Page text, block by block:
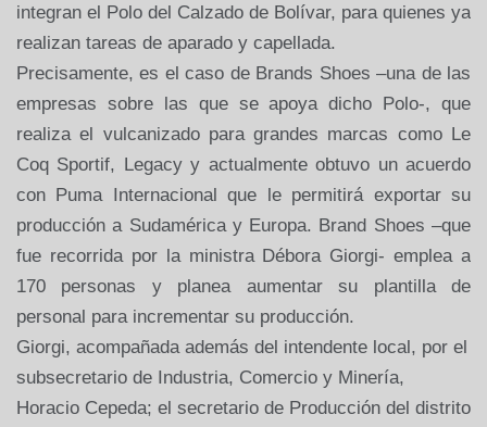
integran el Polo del Calzado de Bolívar, para quienes ya
realizan tareas de aparado y capellada.
Precisamente, es el caso de Brands Shoes –una de las
empresas sobre las que se apoya dicho Polo-, que
realiza el vulcanizado para grandes marcas como Le
Coq Sportif, Legacy y actualmente obtuvo un acuerdo
con Puma Internacional que le permitirá exportar su
producción a Sudamérica y Europa. Brand Shoes –que
fue recorrida por la ministra Débora Giorgi- emplea a
170 personas y planea aumentar su plantilla de
personal para incrementar su producción.
Giorgi, acompañada además del intendente local, por el
subsecretario de Industria, Comercio y Minería,
Horacio Cepeda; el secretario de Producción del distrito